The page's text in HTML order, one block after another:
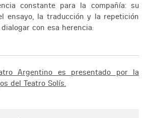
constante para la compañía: su
ensayo, la traducción y la repetición
con esa herencia.
Argentino es presentado por la
del Teatro Solís.